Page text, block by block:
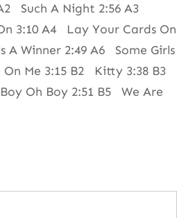
Such A Night 2:56 A3
3:10 A4 Lay Your Cards On
A Winner 2:49 A6 Some Girls
Me 3:15 B2 Kitty 3:38 B3
Oh Boy 2:51 B5 We Are